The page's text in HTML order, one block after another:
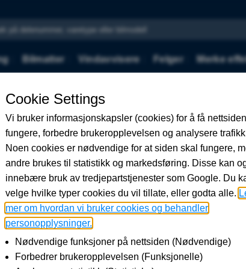
Bilmatter Vindavvisere Felger Merke
Rover Discovery 5 2017 >
22″ Style
Discovery 5
Land Rover
22 799,00